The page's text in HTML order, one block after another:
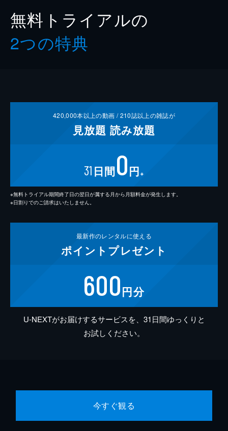
無料トライアルの
2つの特典
420,000本以上の動画 /210誌以上の雑誌が
見放題 読み放題
31 日間0円 ※
※無料トライアル期間終了日の翌日が属する月から月額料金が発生します。
※日割りでのご請求はいたしません。
最新作のレンタルに使える
ポイント プレゼント
600円分
U-NEXTがお届けするサービスを、31日間ゆっくりと
お試しください。
今すぐ観る